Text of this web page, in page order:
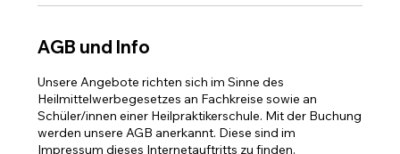
t
AGB und Info
Unsere Angebote richten sich im Sinne des
Heilmittelwerbegesetzes an Fachkreise sowie an
Schüler/innen einer Heilpraktikerschule. Mit der Buchung
werden unsere AGB anerkannt. Diese sind im
Impressum dieses Internetauftritts zu finden.